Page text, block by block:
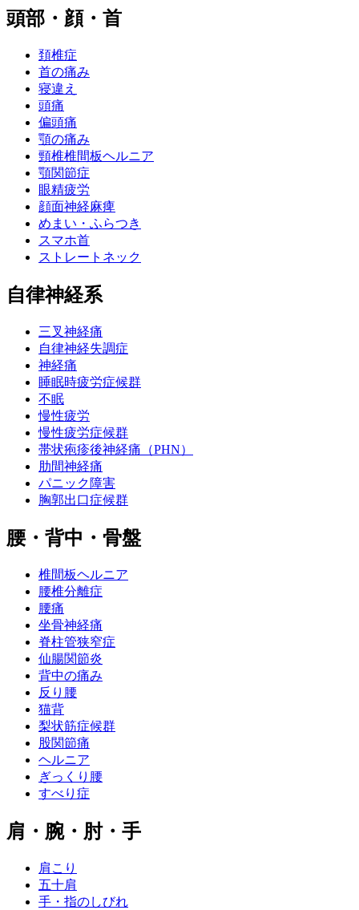
頭部・顔・首
頚椎症
首の痛み
寝違え
頭痛
偏頭痛
顎の痛み
頸椎椎間板ヘルニア
顎関節症
眼精疲労
顔面神経麻痺
めまい・ふらつき
スマホ首
ストレートネック
自律神経系
三叉神経痛
自律神経失調症
神経痛
睡眠時疲労症候群
不眠
慢性疲労
慢性疲労症候群
帯状疱疹後神経痛（PHN）
肋間神経痛
パニック障害
胸郭出口症候群
腰・背中・骨盤
椎間板ヘルニア
腰椎分離症
腰痛
坐骨神経痛
脊柱管狭窄症
仙腸関節炎
背中の痛み
反り腰
猫背
梨状筋症候群
股関節痛
ヘルニア
ぎっくり腰
すべり症
肩・腕・肘・手
肩こり
五十肩
手・指のしびれ